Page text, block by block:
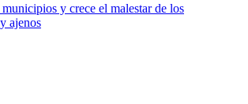
y crece el malestar de los
ajenos